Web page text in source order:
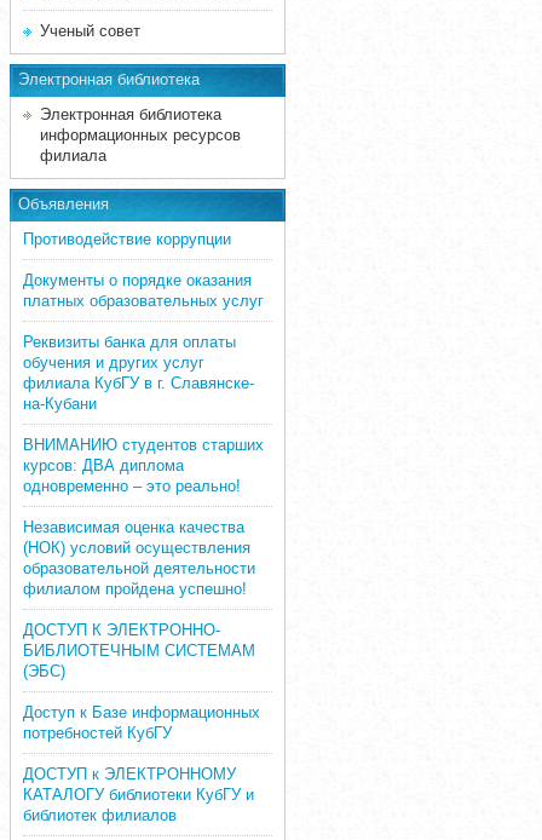
Ученый совет
Электронная библиотека
Электронная библиотека
информационных ресурсов
филиала
Объявления
Противодействие коррупции
Документы о порядке оказания
платных образовательных услуг
Реквизиты банка для оплаты
обучения и других услуг
филиала КубГУ в г. Славянске-
на-Кубани
ВНИМАНИЮ студентов старших
курсов: ДВА диплома
одновременно – это реально!
Независимая оценка качества
(НОК) условий осуществления
образовательной деятельности
филиалом пройдена успешно!
ДОСТУП К ЭЛЕКТРОННО-
БИБЛИОТЕЧНЫМ СИСТЕМАМ
(ЭБС)
Доступ к Базе информационных
потребностей КубГУ
ДОСТУП к ЭЛЕКТРОННОМУ
КАТАЛОГУ библиотеки КубГУ и
библиотек филиалов